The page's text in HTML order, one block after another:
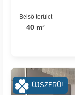
Belső terület
40 m²
ÚJSZERŰ!